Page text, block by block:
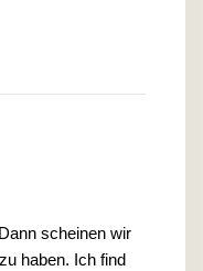
scheinen wir
haben. Ich find